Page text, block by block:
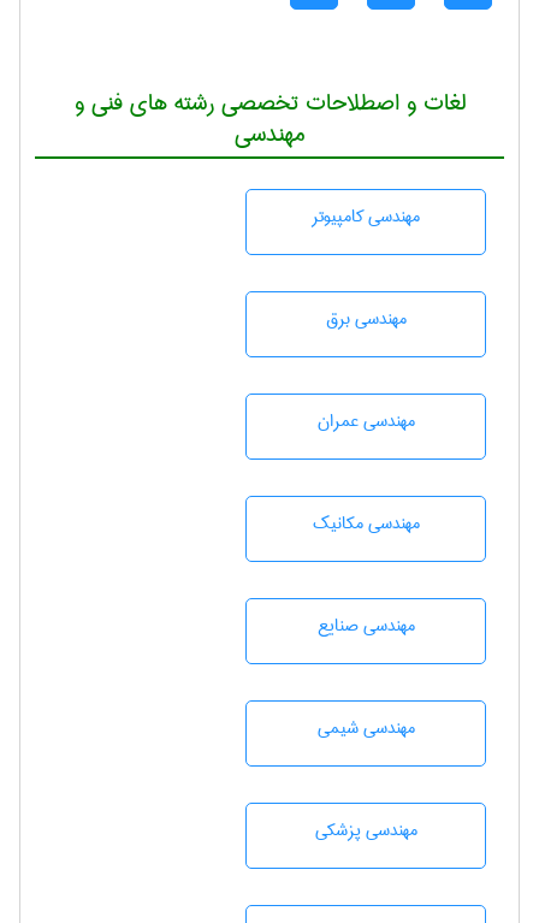
لغات و اصطلاحات تخصصی رشته های فنی و
مهندسی
مهندسی كامپيوتر
مهندسی برق
مهندسی عمران
مهندسی مکانیک
مهندسی صنايع
مهندسي شيمی
مهندسی پزشکی